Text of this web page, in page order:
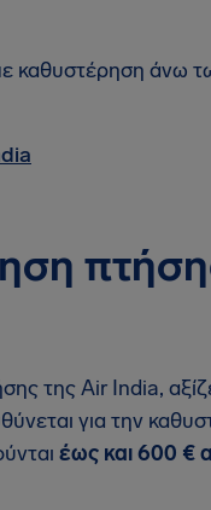
καθυστέρηση άνω
της Air India,
για την
έως και 600 €